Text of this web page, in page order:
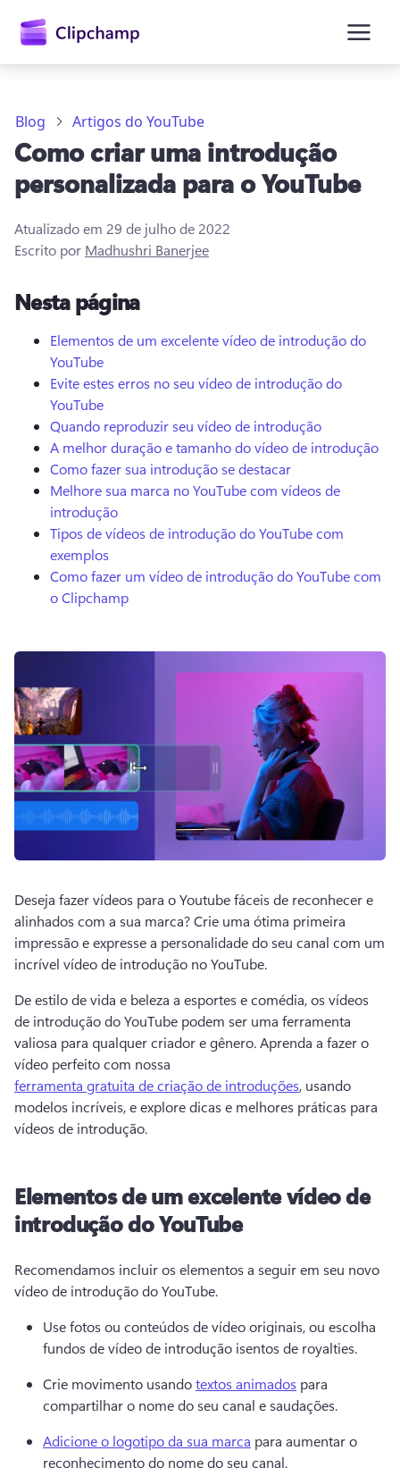
conteúdo
principal
Experimentar gratuitamente
Blog Artigos do YouTube
Como criar uma introdução
personalizada para o YouTube
Atualizado em 29 de julho de 2022
Escrito por Madhushri Banerjee
Nesta página
Elementos de um excelente vídeo de introdução do
YouTube
Evite estes erros no seu vídeo de introdução do
YouTube
Quando reproduzir seu vídeo de introdução
A melhor duração e tamanho do vídeo de introdução
Como fazer sua introdução se destacar
Melhore sua marca no YouTube com vídeos de
introdução
Tipos de vídeos de introdução do YouTube com
exemplos
Como fazer um vídeo de introdução do YouTube com
o Clipchamp
Deseja fazer vídeos para o Youtube fáceis de reconhecer e
alinhados com a sua marca? Crie uma ótima primeira
impressão e expresse a personalidade do seu canal com um
incrível vídeo de introdução no YouTube.
De estilo de vida e beleza a esportes e comédia, os vídeos
de introdução do YouTube podem ser uma ferramenta
valiosa para qualquer criador e gênero. Aprenda a fazer o
vídeo perfeito com nossa
ferramenta gratuita de criação de introduções, usando
modelos incríveis, e explore dicas e melhores práticas para
vídeos de introdução.
Elementos de um excelente vídeo de
introdução do YouTube
Recomendamos incluir os elementos a seguir em seu novo
vídeo de introdução do YouTube.
Use fotos ou conteúdos de vídeo originais, ou escolha
fundos de vídeo de introdução isentos de royalties.
Crie movimento usando textos animados para
compartilhar o nome do seu canal e saudações.
Adicione o logotipo da sua marca para aumentar o
reconhecimento do nome do seu canal.